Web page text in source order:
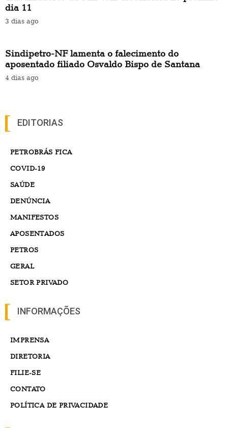
dia 11
3 dias ago
Sindipetro-NF lamenta o falecimento do
aposentado filiado Osvaldo Bispo de Santana
4 dias ago
EDITORIAS
PETROBRÁS FICA
COVID-19
SAÚDE
DENÚNCIA
MANIFESTOS
APOSENTADOS
PETROS
GERAL
SETOR PRIVADO
INFORMAÇÕES
IMPRENSA
DIRETORIA
FILIE-SE
CONTATO
POLÍTICA DE PRIVACIDADE